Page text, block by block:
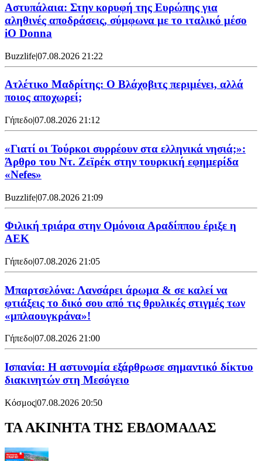
Αστυπάλαια: Στην κορυφή της Ευρώπης για
αληθινές αποδράσεις, σύμφωνα με το ιταλικό μέσο
iO Donna
Buzzlife|07.08.2026 21:22
Ατλέτικο Μαδρίτης: Ο Βλάχοβιτς περιμένει, αλλά
ποιος αποχωρεί;
Γήπεδο|07.08.2026 21:12
«Γιατί οι Τούρκοι συρρέουν στα ελληνικά νησιά;»:
Άρθρο του Ντ. Ζεϊρέκ στην τουρκική εφημερίδα
«Nefes»
Buzzlife|07.08.2026 21:09
Φιλική τριάρα στην Ομόνοια Αραδίππου έριξε η
ΑΕΚ
Γήπεδο|07.08.2026 21:05
Μπαρτσελόνα: Λανσάρει άρωμα & σε καλεί να
φτιάξεις το δικό σου από τις θρυλικές στιγμές των
«μπλαουγκράνα»!
Γήπεδο|07.08.2026 21:00
Ισπανία: Η αστυνομία εξάρθρωσε σημαντικό δίκτυο
διακινητών στη Μεσόγειο
Κόσμος|07.08.2026 20:50
ΤΑ ΑΚΙΝΗΤΑ ΤΗΣ ΕΒΔΟΜΑΔΑΣ